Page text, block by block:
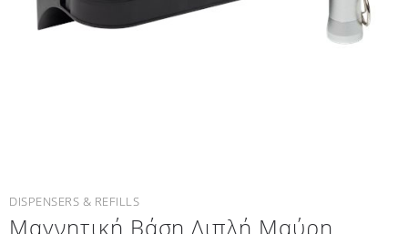
DISPENSERS & REFILLS
Μαγνητική Βάση Διπλή Μαύρη